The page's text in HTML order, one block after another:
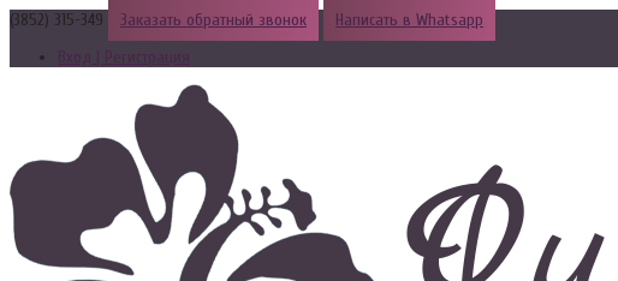
(3852) 315-349 Заказать обратный звонок
Написать в Whatsapp
Вход | Регистрация